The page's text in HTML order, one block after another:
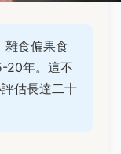
雜食偏果食
20年。這不
估長達二十